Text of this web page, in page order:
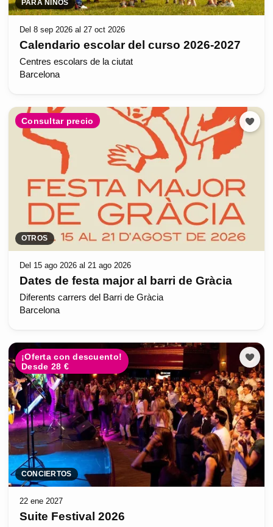
PARA NIÑOS
Del 8 sep 2026 al 27 oct 2026
Calendario escolar del curso 2026-2027
Centres escolars de la ciutat
Barcelona
Consultar precio
OTROS
Del 15 ago 2026 al 21 ago 2026
Dates de festa major al barri de Gràcia
Diferents carrers del Barri de Gràcia
Barcelona
¡Oferta con descuento!
Desde 28 €
CONCIERTOS
22 ene 2027
Suite Festival 2026